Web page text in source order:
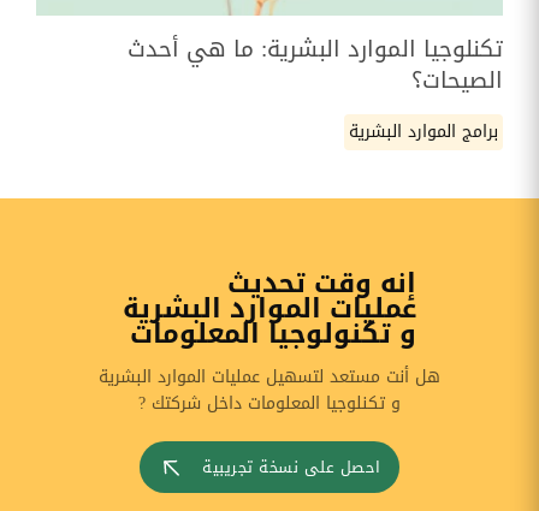
تكنلوجيا الموارد البشرية: ما هي أحدث
الصيحات؟
برامج الموارد البشرية
إنه وقت تحديث
عمليات الموارد البشرية
و تكنولوجيا المعلومات
هل أنت مستعد لتسهيل عمليات الموارد البشرية
و تكنلوجيا المعلومات داخل شركتك ?
احصل على نسخة تجريبية